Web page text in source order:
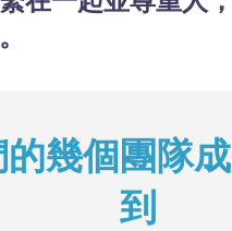
幾個團隊
到